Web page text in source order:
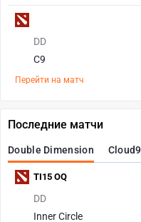
DD
C9
Перейти на матч
Последние матчи
Double Dimension Cloud9
DD
Inner Circle
TI15 OQ